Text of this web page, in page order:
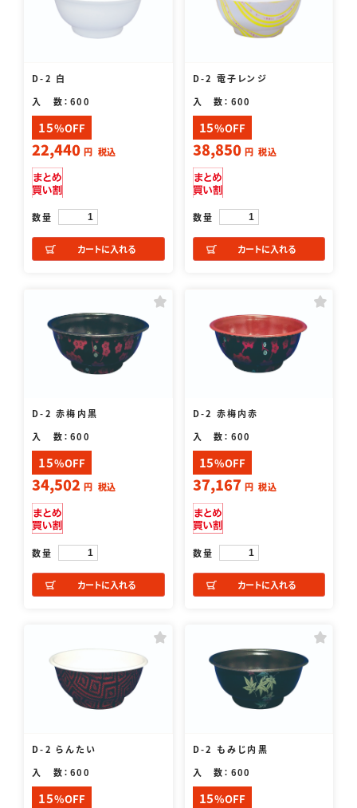
D-2 白
入 数：600
15%OFF
22,440 円 税込
数量
カートに入れる
D-2 電子レンジ
入 数：600
15%OFF
38,850 円 税込
数量
カートに入れる
D-2 赤梅内黒
入 数：600
15%OFF
34,502 円 税込
数量
カートに入れる
D-2 赤梅内赤
入 数：600
15%OFF
37,167 円 税込
数量
カートに入れる
D-2 らんたい
入 数：600
15%OFF
D-2 もみじ内黒
入 数：600
15%OFF